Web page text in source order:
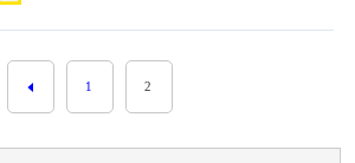
1 2